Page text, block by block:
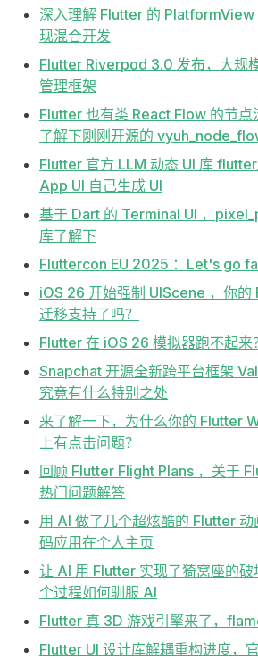
深入理解 Flutter 的 PlatformView
现混合开发
Flutter Riverpod 3.0 发布，大规
管理框架
Flutter 也有类 React Flow 的节点
了解下刚刚开源的
Flutter 官方 LLM 动态 UI 库
App UI 自己生成 UI
基于 Dart 的 Terminal UI ，
库了解下
Fluttercon EU 2025 ：Let's go
iOS 26 开始强制 UIScene ，你
迁移支持了吗？
Flutter 在 iOS 26 模拟器跑不起来
Snapchat 开源全新跨平台框架
究竟有什么特别之处
来了解一下，为什么你的 Flutter
上有点击问题？
回顾 Flutter Flight Plans ，关于
热门问题解答
用 AI 做了几个超炫酷的 Flutter
码应用在个人主页
让 AI 用 Flutter 实现了猗窝座的破
个过程如何驯服 AI
Flutter 真 3D 游戏引擎来了，
Flutter UI 设计库解耦重构进度，